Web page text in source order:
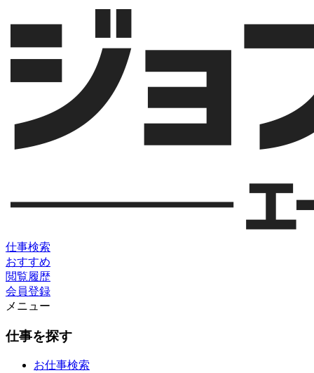
仕事検索
おすすめ
閲覧履歴
会員登録
メニュー
仕事を探す
お仕事検索